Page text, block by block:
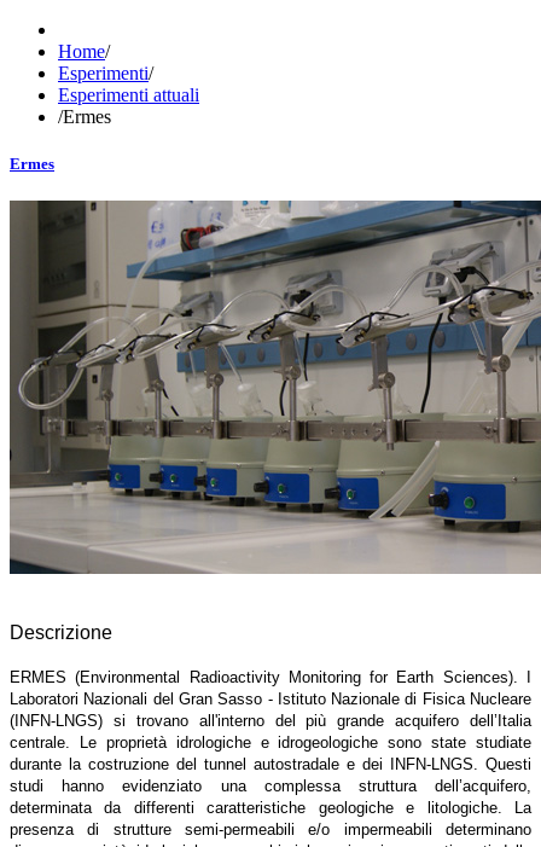
Home/
Esperimenti/
Esperimenti attuali
/Ermes
Ermes
Descrizione
ERMES (Environmental Radioactivity Monitoring for Earth Sciences). I
Laboratori Nazionali del Gran Sasso - Istituto Nazionale di Fisica Nucleare
(INFN-LNGS) si trovano all'interno del più grande acquifero dell’Italia
centrale. Le proprietà idrologiche e idrogeologiche sono state studiate
durante la costruzione del tunnel autostradale e dei INFN-LNGS. Questi
studi hanno evidenziato una complessa struttura dell’acquifero,
determinata da differenti caratteristiche geologiche e litologiche. La
presenza di strutture semi-permeabili e/o impermeabili determinano